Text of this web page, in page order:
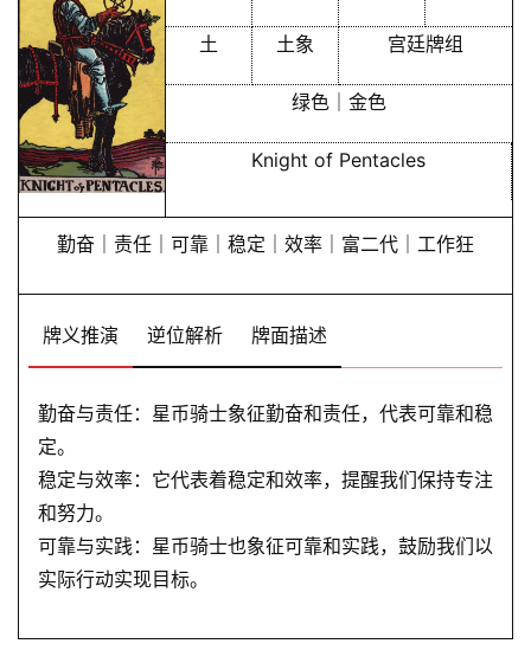
土 土象 宫廷牌组
绿色｜金色
Knight of Pentacles
勤奋｜责任｜可靠｜稳定｜效率｜富二代｜工作狂
牌义推演 逆位解析 牌面描述
勤奋与责任：星币骑士象征勤奋和责任，代表可靠和稳
定。
稳定与效率：它代表着稳定和效率，提醒我们保持专注
和努力。
可靠与实践：星币骑士也象征可靠和实践，鼓励我们以
实际行动实现目标。